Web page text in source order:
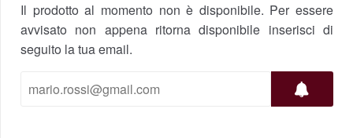
Il prodotto al momento non è disponibile. Per essere
avvisato non appena ritorna disponibile inserisci di
seguito la tua email.